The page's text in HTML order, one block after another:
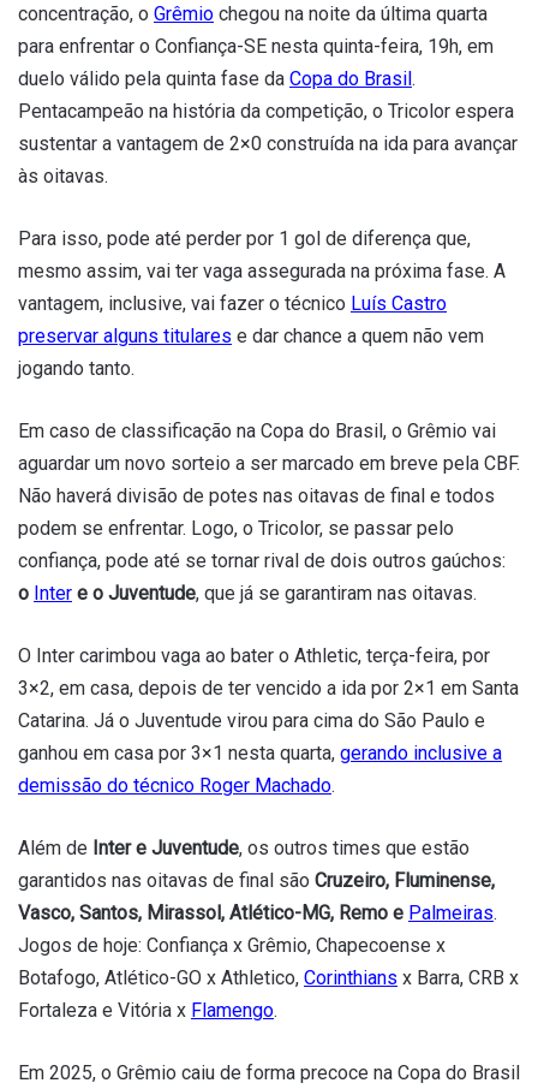
concentração, o Grêmio chegou na noite da última quarta
para enfrentar o Confiança-SE nesta quinta-feira, 19h, em
duelo válido pela quinta fase da Copa do Brasil.
Pentacampeão na história da competição, o Tricolor espera
sustentar a vantagem de 2×0 construída na ida para avançar
às oitavas.
Para isso, pode até perder por 1 gol de diferença que,
mesmo assim, vai ter vaga assegurada na próxima fase. A
vantagem, inclusive, vai fazer o técnico Luís Castro
preservar alguns titulares e dar chance a quem não vem
jogando tanto.
Em caso de classificação na Copa do Brasil, o Grêmio vai
aguardar um novo sorteio a ser marcado em breve pela CBF.
Não haverá divisão de potes nas oitavas de final e todos
podem se enfrentar. Logo, o Tricolor, se passar pelo
confiança, pode até se tornar rival de dois outros gaúchos:
o Inter e o Juventude, que já se garantiram nas oitavas.
O Inter carimbou vaga ao bater o Athletic, terça-feira, por
3×2, em casa, depois de ter vencido a ida por 2×1 em Santa
Catarina. Já o Juventude virou para cima do São Paulo e
ganhou em casa por 3×1 nesta quarta, gerando inclusive a
demissão do técnico Roger Machado.
Além de Inter e Juventude, os outros times que estão
garantidos nas oitavas de final são Cruzeiro, Fluminense,
Vasco, Santos, Mirassol, Atlético-MG, Remo e Palmeiras.
Jogos de hoje: Confiança x Grêmio, Chapecoense x
Botafogo, Atlético-GO x Athletico, Corinthians x Barra, CRB x
Fortaleza e Vitória x Flamengo.
Em 2025, o Grêmio caiu de forma precoce na Copa do Brasil